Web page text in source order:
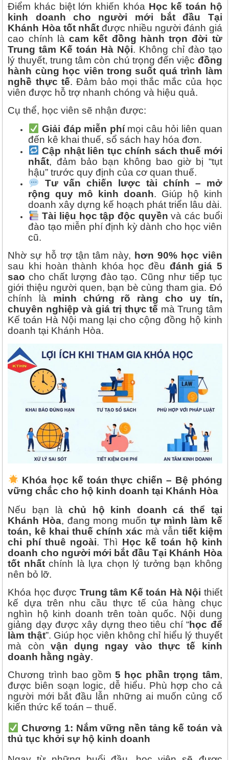
Điểm khác biệt lớn khiến khóa Học kế toán hộ
kinh doanh cho người mới bắt đầu Tại
Khánh Hòa tốt nhấtđược nhiều người đánh giá
cao chính làcam kết đồng hành trọn đời từ
Trung tâm Kế toán Hà Nội. Không chỉ đào tạo
lý thuyết, trung tâm còn chú trọng đến việc đồng
hành cùng học viên trong suốt quá trình làm
nghề thực tế. Đảm bảo mọi thắc mắc của học
viên được hỗ trợ nhanh chóng và hiệu quả.
Cụ thể, học viên sẽ nhận được:
Giải đáp miễn phímọi câu hỏi liên quan
đến kê khai thuế, sổ sách hay hóa đơn.
Cập nhật liên tục chính sách thuế mới
nhất, đảm bảo bạn không bao giờ bị “tụt
hậu” trước quy định của cơ quan thuế.
Tư vấn chiến lược tài chính – mở
rộng quy mô kinh doanh. Giúp hộ kinh
doanh xây dựng kế hoạch phát triển lâu dài.
Tài liệu học tập độc quyền và các buổi
đào tạo miễn phí định kỳ dành cho học viên
cũ.
Nhờ sự hỗ trợ tận tâm này, hơn 90% học viên
sau khi hoàn thành khóa học đều đánh giá 5
sao cho chất lượng đào tạo. Cũng như tiếp tục
giới thiệu người quen, bạn bè cùng tham gia. Đó
chính là minh chứng rõ ràng cho uy tín,
chuyên nghiệp và giá trị thực tế mà Trung tâm
Kế toán Hà Nội mang lại cho cộng đồng hộ kinh
doanh tại Khánh Hòa.
Khóa học kế toán thực chiến – Bệ phóng
vững chắc cho hộ kinh doanh tại Khánh Hòa
Nếu bạn làchủ hộ kinh doanh cá thể tại
Khánh Hòa, đang mong muốn tự mình làm kế
toán, kê khai thuế chính xác mà vẫntiết kiệm
chi phí thuê ngoài. Thì Học kế toán hộ kinh
doanh cho người mới bắt đầu Tại Khánh Hòa
tốt nhấtchính là lựa chọn lý tưởng bạn không
nên bỏ lỡ.
Khóa học được Trung tâm Kế toán Hà Nội thiết
kế dựa trên nhu cầu thực tế của hàng chục
nghìn hộ kinh doanh trên toàn quốc. Nội dung
giảng dạy được xây dựng theo tiêu chí “học để
làm thật”. Giúp học viên không chỉ hiểu lý thuyết
mà còn vận dụng ngay vào thực tế kinh
doanh hằng ngày.
Chương trình bao gồm 5 học phần trọng tâm,
được biên soạn logic, dễ hiểu. Phù hợp cho cả
người mới bắt đầu lẫn những ai muốn củng cố
kiến thức kế toán – thuế.
Chương 1: Nắm vững nền tảng kế toán và
thủ tục khởi sự hộ kinh doanh